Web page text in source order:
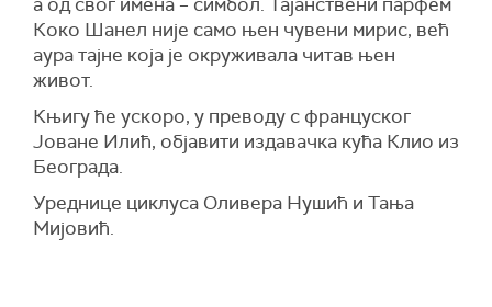
а од свог имена – симбол. Тајанствени парфем
Коко Шанел није само њен чувени мирис, већ
аура тајне која је окруживала читав њен
живот.
Књигу ће ускоро, у преводу с француског
Јоване Илић, објавити издавачка кућа Клио из
Београда.
Уреднице циклуса Оливера Нушић и Тања
Мијовић.